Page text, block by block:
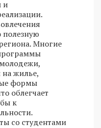
и
Многие
жилье,
формы
облегчает
к
со студентами